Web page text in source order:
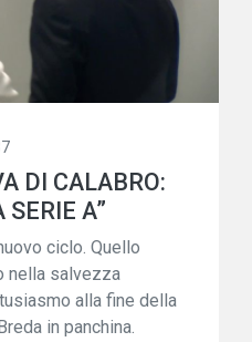
DI CALABRO:
A”
ciclo. Quello
nella salvezza
alla fine della
in panchina.